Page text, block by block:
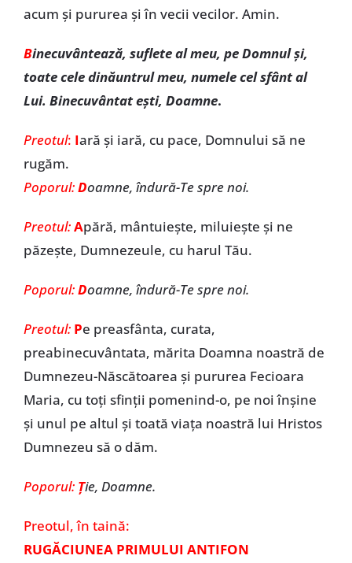
acum și pururea și în vecii vecilor. Amin.
Binecuvântează, suflete al meu, pe Domnul şi,
toate cele dinăuntrul meu, numele cel sfânt al
Lui. Binecuvântat eşti, Doamne.
Preotul: Iară şi iară, cu pace, Domnului să ne
rugăm.
Poporul:Doamne, îndură-Te spre noi.
Preotul:Apără, mântuieşte, miluieşte şi ne
păzeşte, Dumnezeule, cu harul Tău.
Poporul:Doamne, îndură-Te spre noi.
Preotul: Pe preasfânta, curata,
preabinecuvântata, mărita Doamna noastră de
Dumnezeu-Născătoarea şi pururea Fecioara
Maria, cu toţi sfinţii pomenind-o, pe noi înşine
şi unul pe altul şi toată viaţa noastră lui Hristos
Dumnezeu să o dăm.
Poporul: Ţie, Doamne.
Preotul, în taină:
RUGĂCIUNEA PRIMULUI ANTIFON